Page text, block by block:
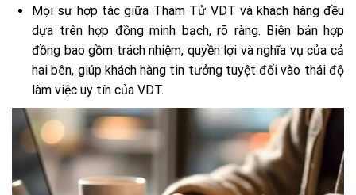
Mọi sự hợp tác giữa Thám Tử VDT và khách hàng đều
dựa trên hợp đồng minh bạch, rõ ràng. Biên bản hợp
đồng bao gồm trách nhiệm, quyền lợi và nghĩa vụ của cả
hai bên, giúp khách hàng tin tưởng tuyệt đối vào thái độ
làm việc uy tín của VDT.